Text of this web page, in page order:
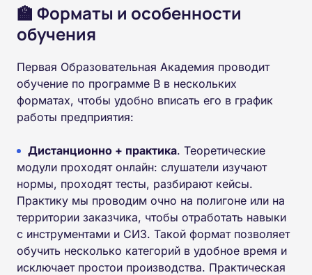
🏫 Форматы и особенности
обучения
Первая Образовательная Академия проводит
обучение по программе В в нескольких
форматах, чтобы удобно вписать его в график
работы предприятия:
Дистанционно + практика. Теоретические
модули проходят онлайн: слушатели изучают
нормы, проходят тесты, разбирают кейсы.
Практику мы проводим очно на полигоне или на
территории заказчика, чтобы отработать навыки
с инструментами и СИЗ. Такой формат позволяет
обучить несколько категорий в удобное время и
исключает простои производства. Практическая